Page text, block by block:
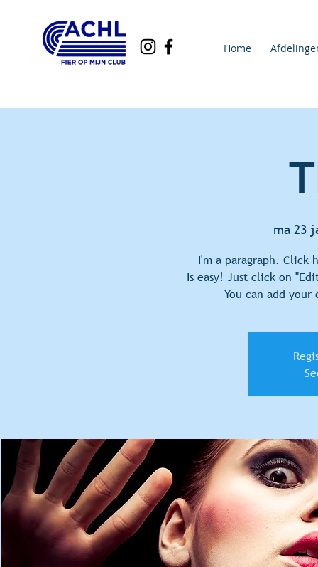
Home
ma 23
I'm a paragraph.
Is easy! Just click on
You can add